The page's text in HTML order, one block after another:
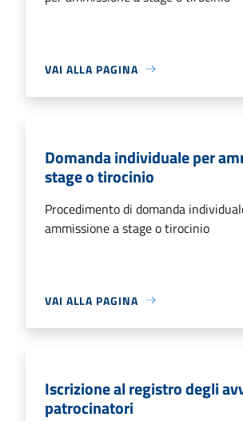
VAI ALLA PAGINA
Domanda individuale per
stage o tirocinio
Procedimento di domanda
ammissione a stage o tirocinio
VAI ALLA PAGINA
Iscrizione al registro degli
patrocinatori